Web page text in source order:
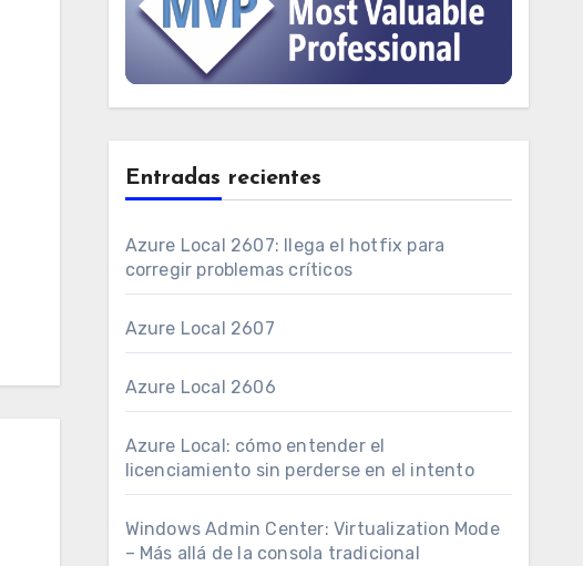
Entradas recientes
Azure Local 2607: llega el hotfix para
corregir problemas críticos
Azure Local 2607
Azure Local 2606
Azure Local: cómo entender el
licenciamiento sin perderse en el intento
Windows Admin Center: Virtualization Mode
– Más allá de la consola tradicional